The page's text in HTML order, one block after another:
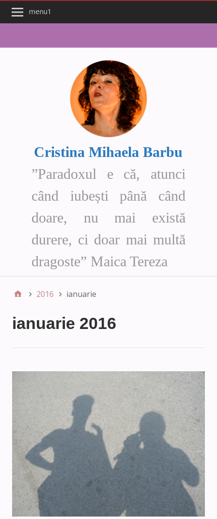
menu1
Cristina Mihaela Barbu
”Paradoxul e că, atunci
când iubești până când
doare, nu mai există
durere, ci doar mai multă
dragoste” Maica Tereza
2016 ianuarie
ianuarie 2016